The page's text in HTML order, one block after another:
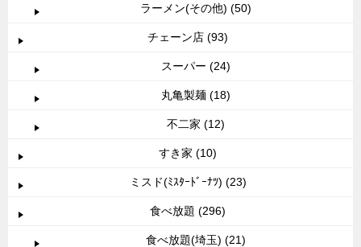
ラーメン(その他) (50)
チェーン店 (93)
スーパー (24)
丸亀製麺 (18)
不二家 (12)
すき家 (10)
ミスド(ﾐｽﾀｰﾄﾞｰﾅﾂ) (23)
食べ放題 (296)
食べ放題(埼玉) (21)